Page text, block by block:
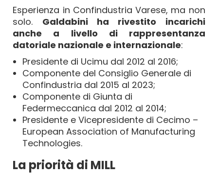
Esperienza in Confindustria Varese, ma non
solo. Galdabini ha rivestito incarichi
anche a livello di rappresentanza
datoriale nazionale e internazionale:
Presidente di Ucimu dal 2012 al 2016;
Componente del Consiglio Generale di
Confindustria dal 2015 al 2023;
Componente di Giunta di
Federmeccanica dal 2012 al 2014;
Presidente e Vicepresidente di Cecimo –
European Association of Manufacturing
Technologies.
La priorità di MILL